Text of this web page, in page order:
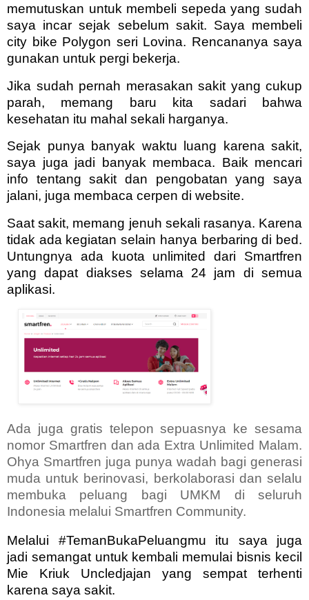
memutuskan untuk membeli sepeda yang sudah
saya incar sejak sebelum sakit. Saya membeli
city bike Polygon seri Lovina. Rencananya saya
gunakan untuk pergi bekerja.
Jika sudah pernah merasakan sakit yang cukup
parah, memang baru kita sadari bahwa
kesehatan itu mahal sekali harganya.
Sejak punya banyak waktu luang karena sakit,
saya juga jadi banyak membaca. Baik mencari
info tentang sakit dan pengobatan yang saya
jalani, juga membaca cerpen di website.
Saat sakit, memang jenuh sekali rasanya. Karena
tidak ada kegiatan selain hanya berbaring di bed.
Untungnya ada kuota unlimited dari Smartfren
yang dapat diakses selama 24 jam di semua
aplikasi.
Ada juga gratis telepon sepuasnya ke sesama
nomor Smartfren dan ada Extra Unlimited Malam.
Ohya Smartfren juga punya wadah bagi generasi
muda untuk berinovasi, berkolaborasi dan selalu
membuka peluang bagi UMKM di seluruh
Indonesia melalui Smartfren Community.
Melalui #TemanBukaPeluangmu itu saya juga
jadi semangat untuk kembali memulai bisnis kecil
Mie Kriuk Uncledjajan yang sempat terhenti
karena saya sakit.